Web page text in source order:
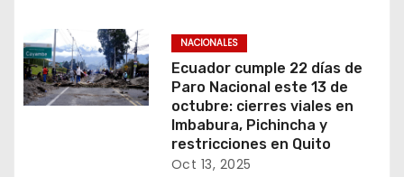
NACIONALES
Ecuador cumple 22 días de
Paro Nacional este 13 de
octubre: cierres viales en
Imbabura, Pichincha y
restricciones en Quito
Oct 13, 2025